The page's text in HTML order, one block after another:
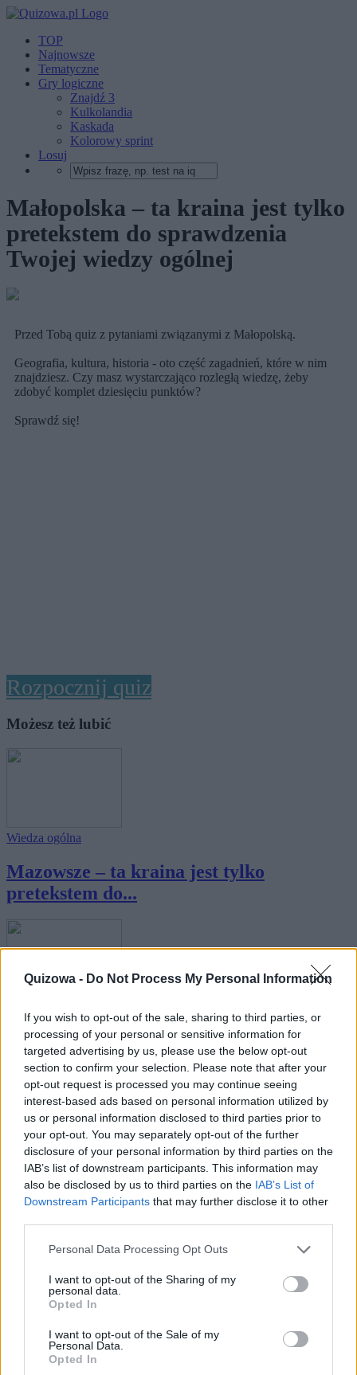
Quizowa - Do Not Process My Personal Information
If you wish to opt-out of the sale, sharing to third parties, or
processing of your personal or sensitive information for
targeted advertising by us, please use the below opt-out
section to confirm your selection. Please note that after your
opt-out request is processed you may continue seeing
interest-based ads based on personal information utilized by
us or personal information disclosed to third parties prior to
your opt-out. You may separately opt-out of the further
disclosure of your personal information by third parties on the
IAB’s list of downstream participants. This information may
also be disclosed by us to third parties on the IAB’s List of
Downstream Participants that may further disclose it to other
Personal Data Processing Opt Outs
I want to opt-out of the Sharing of my
personal data.
Opted In
I want to opt-out of the Sale of my
Personal Data.
Opted In
TOP
Najnowsze
Tematyczne
Gry logiczne
Znajdź 3
Kulkolandia
Kaskada
Kolorowy sprint
Losuj
Małopolska – ta kraina jest tylko
pretekstem do sprawdzenia
Twojej wiedzy ogólnej
Przed Tobą quiz z pytaniami związanymi z Małopolską.
Geografia, kultura, historia - oto część zagadnień, które w nim
znajdziesz. Czy masz wystarczająco rozległą wiedzę, żeby
zdobyć komplet dziesięciu punktów?
Sprawdź się!
Rozpocznij quiz
Możesz też lubić
Wiedza ogólna
Mazowsze – ta kraina jest tylko
pretekstem do...
Wielkopolska – ten region jest tylko
pretekst...
Wiedza ogólna
Wiedza ogólna